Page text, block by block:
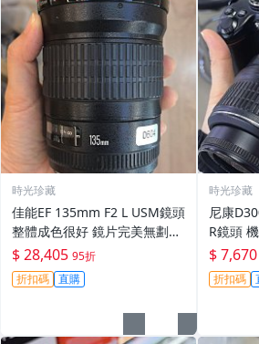
時光珍藏
佳能EF 135mm F2 L USM鏡頭
整體成色很好 鏡片完美無劃痕
功能一切正常 無拆修無-3430
$ 28,405 95折
折扣碼 直購
時光珍藏
尼康
R鏡頭
翻新 有
30
$ 7,670
折扣碼